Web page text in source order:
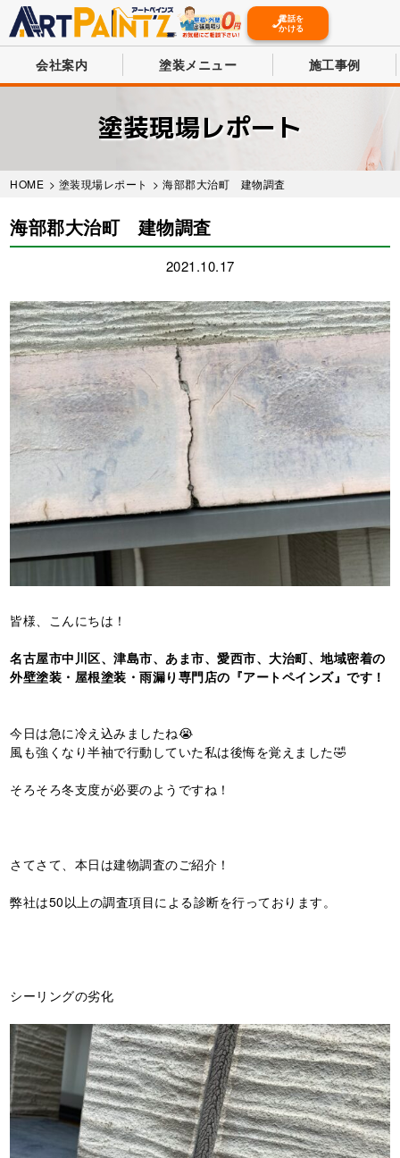
電話を
かける
会社案内 塗装メニュー 施工事例
塗装現場レポート
HOME > 塗装現場レポート > 海部郡大治町 建物調査
海部郡大治町 建物調査
2021.10.17
皆様、こんにちは！
名古屋市中川区、津島市、あま市、愛西市、大治町、地域密着の
外壁塗装・屋根塗装・雨漏り専門店の『アートペインズ』です！
今日は急に冷え込みましたね😭
風も強くなり半袖で行動していた私は後悔を覚えました🤣
そろそろ冬支度が必要のようですね！
さてさて、本日は建物調査のご紹介！
弊社は50以上の調査項目による診断を行っております。
シーリングの劣化